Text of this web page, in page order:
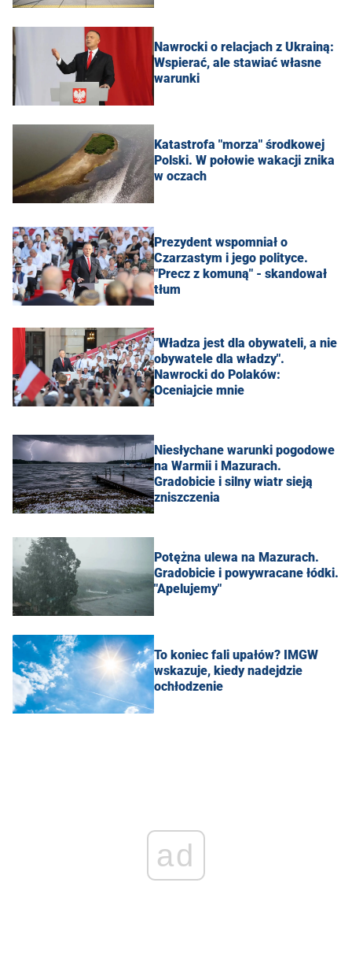
Nawrocki o relacjach z Ukrainą:
Wspierać, ale stawiać własne
warunki
Katastrofa "morza" środkowej
Polski. W połowie wakacji znika
w oczach
Prezydent wspomniał o
Czarzastym i jego polityce.
"Precz z komuną" - skandował
tłum
"Władza jest dla obywateli, a nie
obywatele dla władzy".
Nawrocki do Polaków:
Oceniajcie mnie
Niesłychane warunki pogodowe
na Warmii i Mazurach.
Gradobicie i silny wiatr sieją
zniszczenia
Potężna ulewa na Mazurach.
Gradobicie i powywracane łódki.
"Apelujemy"
To koniec fali upałów? IMGW
wskazuje, kiedy nadejdzie
ochłodzenie
ad